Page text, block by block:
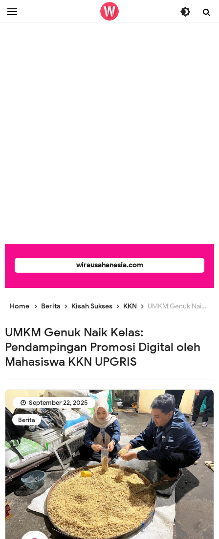
wirausahanesia.com
Home Berita Kisah Sukses KKN UMKM Genuk Naik Kelas: Pendampingan Promosi Digital oleh Mahasiswa KKN UPGRIS
UMKM Genuk Naik Kelas:
Pendampingan Promosi Digital oleh
Mahasiswa KKN UPGRIS
Berita
September 22, 2025